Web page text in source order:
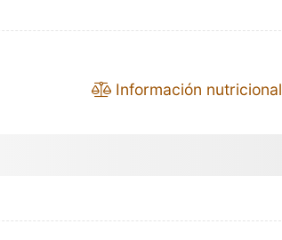
Información nutricional